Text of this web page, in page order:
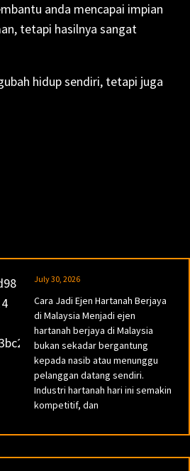
anda mencapai impian
tetapi hasilnya sangat
hidup sendiri, tetapi juga
July 30, 2026
Cara Jadi Ejen Hartanah Berjaya
di Malaysia Menjadi ejen
hartanah berjaya di Malaysia
bukan sekadar bergantung
kepada nasib atau menunggu
pelanggan datang sendiri.
Industri hartanah hari ini semakin
kompetitif, dan